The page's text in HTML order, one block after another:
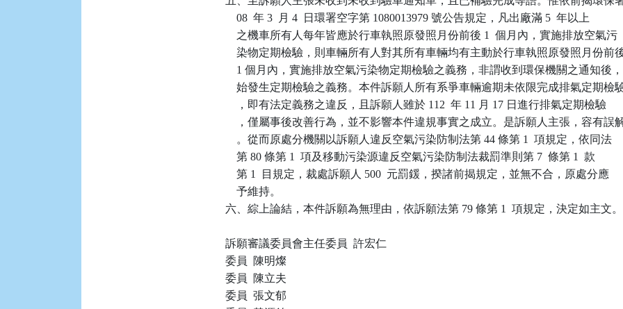
    08  年 3  月 4  日環署空字第 1080013979 號公告規定，凡出廠滿 5  年以上
    之機車所有人每年皆應於行車執照原發照月份前後 1  個月內，實施排放空氣污
染物定期檢驗，則車輛所有人對其所有車輛均有主動於行車執照原發照月份前
    1 個月內，實施排放空氣污染物定期檢驗之義務，非謂收到環保機關之通知後，
始發生定期檢驗之義務。本件訴願人所有系爭車輛逾期未依限完成排氣定期檢
    ，即有法定義務之違反，且訴願人雖於 112  年 11 月 17 日進行排氣定期檢驗
，僅屬事後改善行為，並不影響本件違規事實之成立。是訴願人主張，容有誤
    。從而原處分機關以訴願人違反空氣污染防制法第 44 條第 1  項規定，依同法
    第 80 條第 1  項及移動污染源違反空氣污染防制法裁罰準則第 7  條第 1  款
    第 1  目規定，裁處訴願人 500  元罰鍰，揆諸前揭規定，並無不合，原處分應
    予維持。
六、綜上論結，本件訴願為無理由，依訴願法第 79 條第 1  項規定，決定如主文。
訴願審議委員會主任委員  許宏仁
委員  陳明燦
委員  陳立夫
委員  張文郁